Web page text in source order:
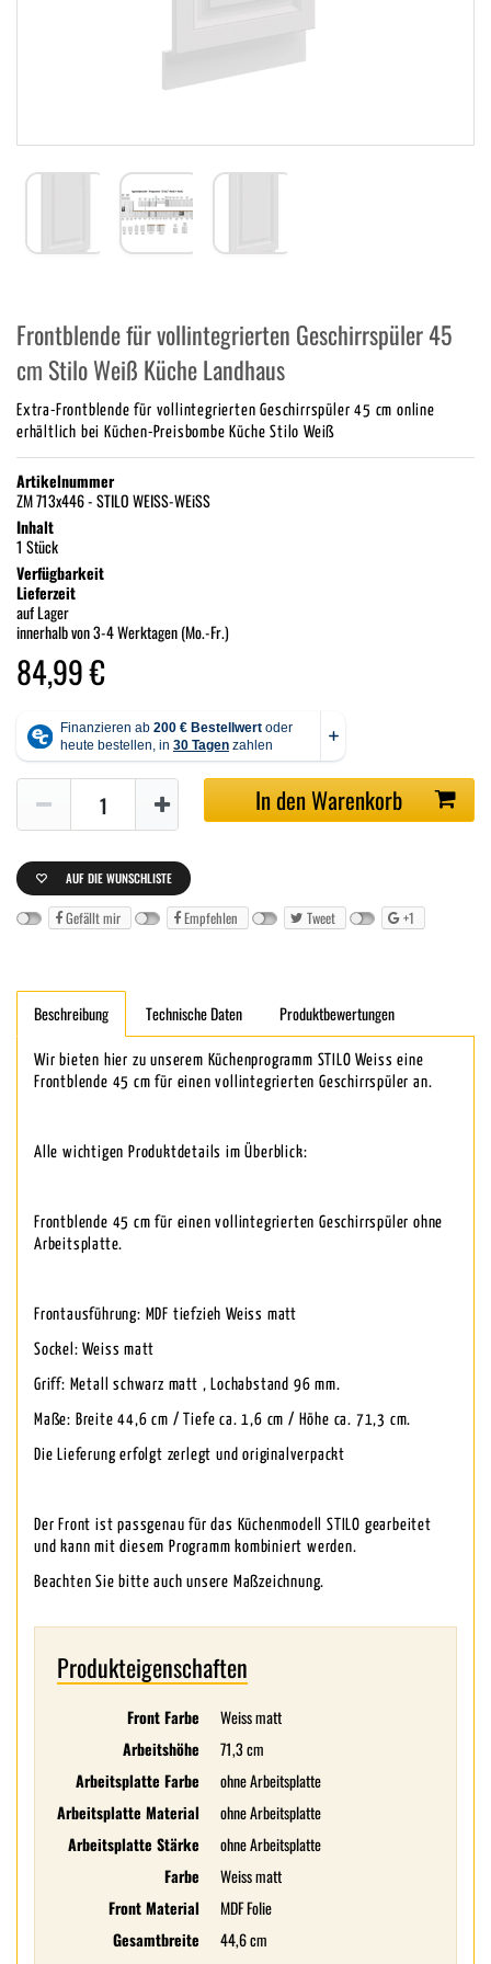
Frontblende für vollintegrierten Geschirrspüler 45
cm Stilo Weiß Küche Landhaus
Extra-Frontblende für vollintegrierten Geschirrspüler 45 cm online
erhältlich bei Küchen-Preisbombe Küche Stilo Weiß
Artikelnummer
ZM 713x446 - STILO WEISS-WEiSS
Inhalt
1 Stück
Verfügbarkeit
Lieferzeit
auf Lager
innerhalb von 3-4 Werktagen (Mo.-Fr.)
84,99 €
In den Warenkorb
AUF DIE WUNSCHLISTE
Gefällt mir Empfehlen Tweet +1
Beschreibung Technische Daten Produktbewertungen
Wir bieten hier zu unserem Küchenprogramm STILO Weiss eine
Frontblende 45 cm für einen vollintegrierten Geschirrspüler an.
Alle wichtigen Produktdetails im Überblick:
Frontblende 45 cm für einen vollintegrierten Geschirrspüler ohne
Arbeitsplatte.
Frontausführung: MDF tiefzieh Weiss matt
Sockel: Weiss matt
Griff: Metall schwarz matt , Lochabstand 96 mm.
Maße: Breite 44,6 cm / Tiefe ca. 1,6 cm / Höhe ca. 71,3 cm.
Die Lieferung erfolgt zerlegt und originalverpackt
Der Front ist passgenau für das Küchenmodell STILO gearbeitet
und kann mit diesem Programm kombiniert werden.
Beachten Sie bitte auch unsere Maßzeichnung.
Produkteigenschaften
Front Farbe
Weiss matt
Arbeitshöhe
71,3 cm
Arbeitsplatte Farbe
ohne Arbeitsplatte
Arbeitsplatte Material
ohne Arbeitsplatte
Arbeitsplatte Stärke
ohne Arbeitsplatte
Farbe
Weiss matt
Front Material
MDF Folie
Gesamtbreite
44,6 cm